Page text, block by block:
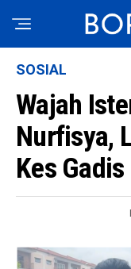
SOSIAL
Wajah
Nurfisya,
Kes